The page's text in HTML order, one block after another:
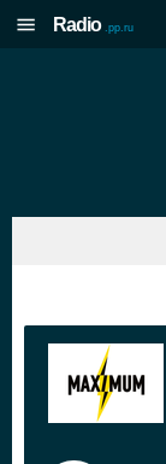
Radio .pp.ru